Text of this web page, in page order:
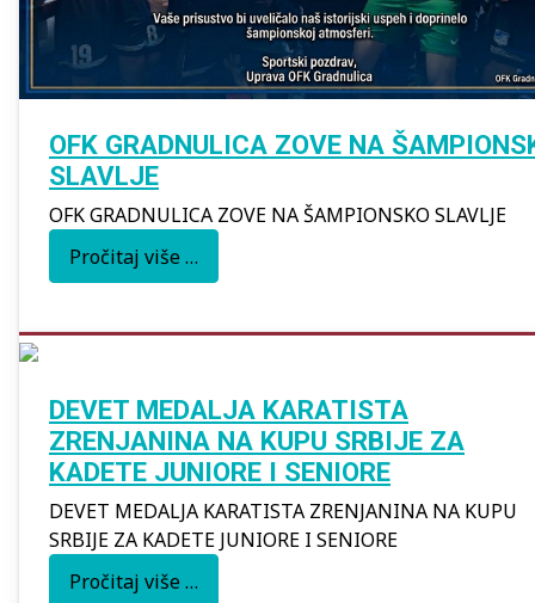
OFK GRADNULICA ZOVE NA
SLAVLJE
OFK GRADNULICA ZOVE NA ŠAMPIONSKO SLAVLJE
Pročitaj više …
DEVET MEDALJA KARATISTA
ZRENJANINA NA KUPU SRBIJE ZA
KADETE JUNIORE I SENIORE
DEVET MEDALJA KARATISTA ZRENJANINA NA KUPU
SRBIJE ZA KADETE JUNIORE I SENIORE
Pročitaj više …